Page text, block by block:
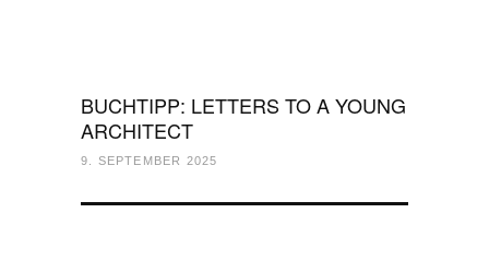
BUCHTIPP: LETTERS TO A YOUNG
ARCHITECT
9. SEPTEMBER 2025